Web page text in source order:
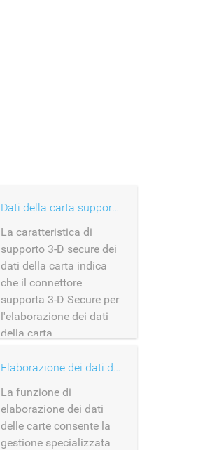
Dati della carta supporto 3-D Secure
La caratteristica di
supporto 3-D secure dei
dati della carta indica
che il connettore
supporta 3-D Secure per
l'elaborazione dei dati
della carta.
Elaborazione dei dati della carta
La funzione di
elaborazione dei dati
delle carte consente la
gestione specializzata